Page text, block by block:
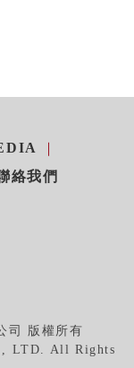
絡我們
司 版權所有
LTD. All Rights